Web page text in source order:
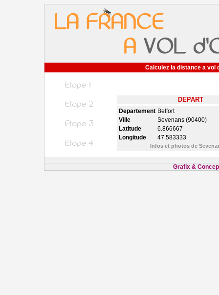
Calculez la distance a vol
DEPART
Departement Belfort
Ville
Sevenans (90400)
Latitude
6.866667
Longitude
47.583333
Infos et photos de
Grafix &